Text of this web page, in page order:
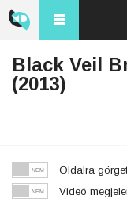
Black Veil
(2013)
Oldalra
Videó